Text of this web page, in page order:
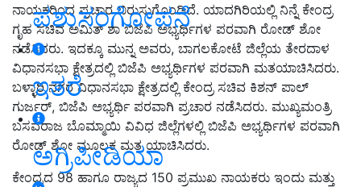
ಪಶುಸಂಗೋಪನೆ
ಇತರೆ
ಅಗ್ರಿಪೀಡಿಯಾ
ನಾಯಕರಿಂದ ಪ್ರಚಾರ ಬಿರುಸುಗೊಂಡಿದೆ. ಯಾದಗಿರಿಯಲ್ಲಿ ನಿನ್ನೆ ಕೇಂದ್ರ
ಗೃಹ ಸಚಿವ ಅಮಿತ್ ಶಾ ಬಿಜೆಪಿ ಅಭ್ಯರ್ಥಿಗಳ ಪರವಾಗಿ ರೋಡ್ ಶೋ
ನಡೆಸಿದರು. ಇದಕ್ಕೂ ಮುನ್ನ ಅವರು, ಬಾಗಲಕೋಟೆ ಜಿಲ್ಲೆಯ ತೇರದಾಳ
ವಿಧಾನಸಭಾ ಕ್ಷೇತ್ರದಲ್ಲಿ ಬಿಜೆಪಿ ಅಭ್ಯರ್ಥಿಗಳ ಪರವಾಗಿ ಮತಯಾಚಿಸಿದರು.
ಬಳ್ಳಾರಿ ನಗರ ವಿಧಾನಸಭಾ ಕ್ಷೇತ್ರದಲ್ಲಿ ಕೇಂದ್ರ ಸಚಿವ ಕಿಶನ್ ಪಾಲ್
ಗುರ್ಜರ್, ಬಿಜೆಪಿ ಅಭ್ಯರ್ಥಿ ಪರವಾಗಿ ಪ್ರಚಾರ ನಡೆಸಿದರು. ಮುಖ್ಯಮಂತ್ರಿ
ಬಸವರಾಜ ಬೊಮ್ಮಾಯಿ ವಿವಿಧ ಜಿಲ್ಲೆಗಳಲ್ಲಿ ಬಿಜೆಪಿ ಅಭ್ಯರ್ಥಿಗಳ ಪರವಾಗಿ
ರೋಡ್ ಶೋ ಮೂಲಕ ಮತ ಯಾಚಿಸಿದರು.
ಕೇಂದ್ರದ 98 ಹಾಗೂ ರಾಜ್ಯದ 150 ಪ್ರಮುಖ ನಾಯಕರು ಇಂದು ಮತ್ತು